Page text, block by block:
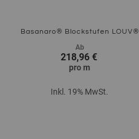
Basanaro® Blockstufen LOUV®
Ab
218,96 €
pro m
Inkl. 19% MwSt.